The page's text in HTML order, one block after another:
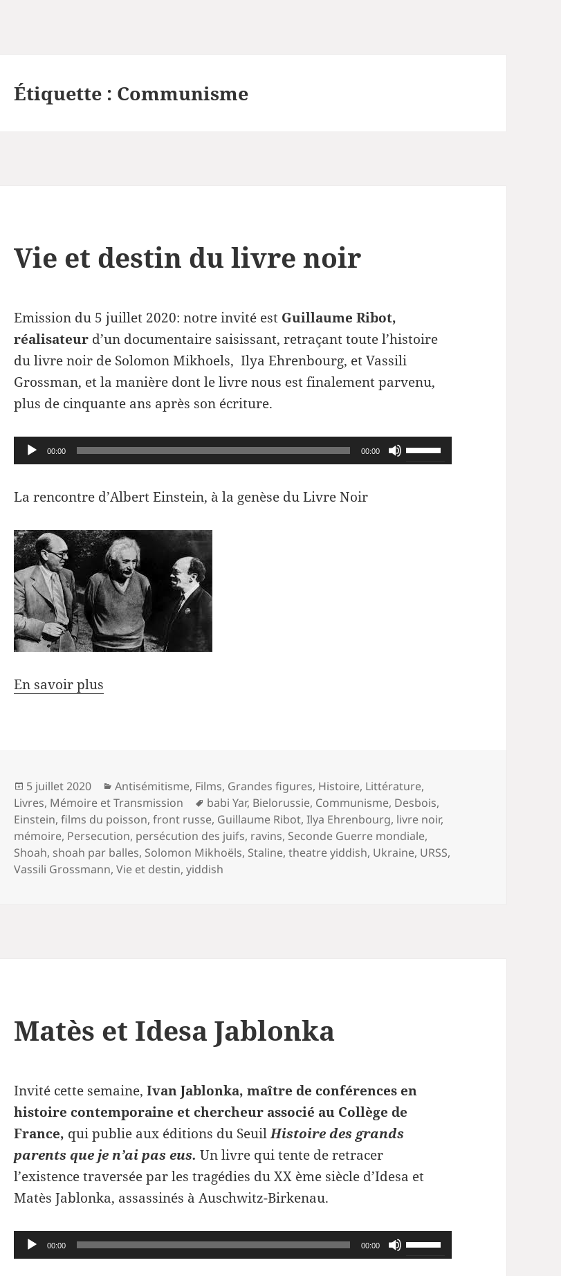
Étiquette : Communisme
Vie et destin du livre noir
Emission du 5 juillet 2020: notre invité est Guillaume Ribot,
réalisateur d’un documentaire saisissant, retraçant toute l’histoire
du livre noir de Solomon Mikhoels, Ilya Ehrenbourg, et Vassili
Grossman, et la manière dont le livre nous est finalement parvenu,
plus de cinquante ans après son écriture.
Lecteur
audio
00:00 00:00
Utilisez
les
La rencontre d’Albert Einstein, à la genèse du Livre Noir
En savoir plus
Publié
le
5 juillet 2020 Catégories
Antisémitisme, Films, Grandes figures, Histoire, Littérature,
Livres, Mémoire et Transmission
Mots-
clés
babi Yar, Bielorussie, Communisme, Desbois,
Einstein,films du poisson,front russe, Guillaume Ribot,Ilya Ehrenbourg, livre noir,
mémoire, Persecution, persécution des juifs, ravins, Seconde Guerre mondiale,
Shoah, shoah par balles, Solomon Mikhoëls, Staline,theatre yiddish, Ukraine, URSS,
Vassili Grossmann,Vie et destin,yiddish
Matès et Idesa Jablonka
Invité cette semaine, Ivan Jablonka, maître de conférences en
histoire contemporaine et chercheur associé au Collège de
France, qui publie aux éditions du SeuilHistoire des grands
parents que je n’ai pas eus.Un livre qui tente de retracer
l’existencetraversée par les tragédies du XX ème siècle d’Idesa et
Matès Jablonka, assassinés à Auschwitz-Birkenau.
Lecteur
audio
00:00 00:00
Utilisez
les